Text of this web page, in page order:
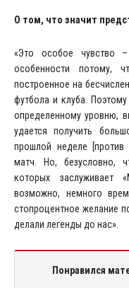
О том, что значит
«Это особое чувство
особенности потому,
построенное на
футбола и клуба.
определенному уровню,
удается получить
прошлой неделе
матч. Но, безусловно,
которых заслуживает
возможно, немного
стопроцентное желание
делали легенды до нас».
Понравился